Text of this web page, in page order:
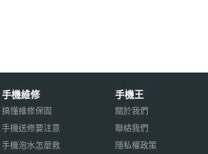
解析度
） 雙核心處理器、Intel HD Graphics
手機維修
搞懂維修保固
手機送修要注意
手機泡水怎麼救
手機王
關於我們
聯絡我們
隱私權政策